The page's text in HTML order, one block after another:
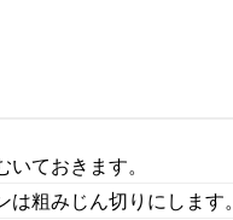
ておきます。
は粗みじん切りにします。